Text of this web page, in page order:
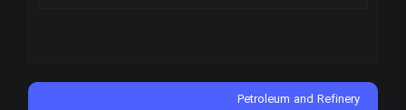
Petroleum and Refinery